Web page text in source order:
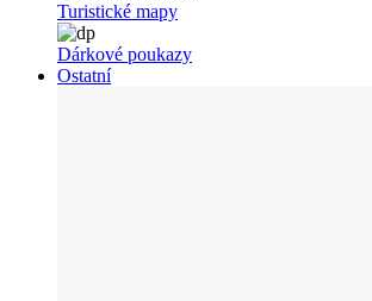
Turistické mapy
Dárkové poukazy
Ostatní